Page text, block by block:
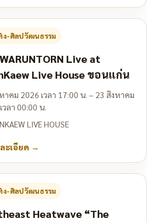
ง-ศิลปวัฒนธรรม
Live at
Live House ขอนแก่น
าคม 2026 เวลา 17:00 น. – 23 สิงหาคม
วลา 00:00 น.
LIVE HOUSE
ะเอียด →
ง-ศิลปวัฒนธรรม
Heatwave “The